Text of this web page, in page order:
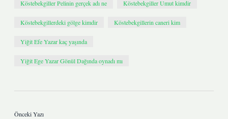
Köstebekgiller Pelinin gerçek adı ne Köstebekgiller Umut kimdir
Köstebekgillerdeki gölge kimdir Köstebekgillerin caneri kim
Yiğit Efe Yazar kaç yaşında
Yiğit Ege Yazar Gönül Dağında oynadı mı
Önceki Yazı